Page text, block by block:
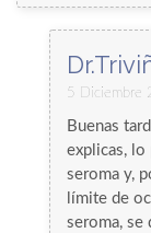
5 Diciembre
Buenas
explicas, lo
seroma y,
límite de
seroma, se